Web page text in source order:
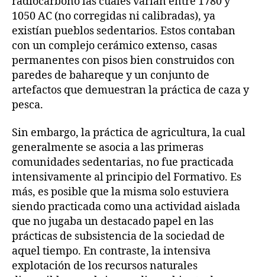
1050 AC (no corregidas ni calibradas), ya
existían pueblos sedentarios. Estos contaban
con un complejo cerámico extenso, casas
permanentes con pisos bien construidos con
paredes de bahareque y un conjunto de
artefactos que demuestran la práctica de caza y
pesca.
Sin embargo, la práctica de agricultura, la cual
generalmente se asocia a las primeras
comunidades sedentarias, no fue practicada
intensivamente al principio del Formativo. Es
más, es posible que la misma solo estuviera
siendo practicada como una actividad aislada
que no jugaba un destacado papel en las
prácticas de subsistencia de la sociedad de
aquel tiempo. En contraste, la intensiva
explotación de los recursos naturales